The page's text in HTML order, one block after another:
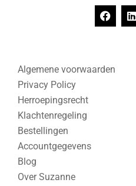
Algemene voorwaarden
Privacy Policy
Herroepingsrecht
Klachtenregeling
Bestellingen
Accountgegevens
Blog
Over Suzanne